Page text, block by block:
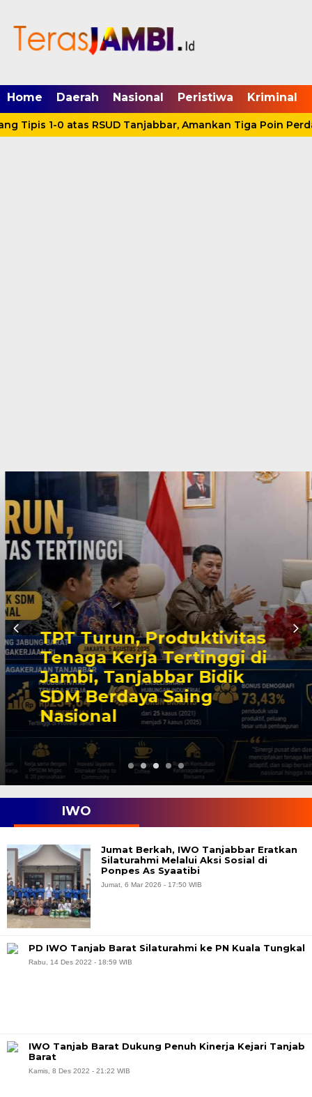
Home Daerah Nasional Peristiwa Kriminal
Tipis 1-0 atas RSUD Tanjabbar, Amankan Tiga Poin
TPT Turun, Produktivitas
Tenaga Kerja Tertinggi di
Jambi, Tanjabbar Bidik
SDM Berdaya Saing
Nasional
IWO
Jumat Berkah, IWO Tanjabbar Eratkan
Silaturahmi Melalui Aksi Sosial di
Ponpes As Syaatibi
Jumat, 6 Mar 2026 - 17:50 WIB
PD IWO Tanjab Barat Silaturahmi ke PN Kuala Tungkal
Rabu, 14 Des 2022 - 18:59 WIB
IWO Tanjab Barat Dukung Penuh Kinerja Kejari Tanjab
Barat
Kamis, 8 Des 2022 - 21:22 WIB